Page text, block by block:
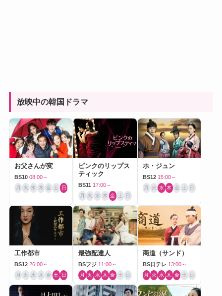
放映中の韓国ドラマ
お父さんが変
BS10 08:00～
月 火 水 木 金 土 日
ピンクのリップス
ティック
BS11 17:00～
月 火 水 木 金 土 日
ホ・ジュン
BS12 15:00～
月 火 水 木 金 土 日
工作都市
BS12 26:00～
月 火 水 木 金 土 日
最強配達人
BSフジ 11:00～
月 火 水 木 金 土 日
商道（サンド）
BS日テレ 13:00～
月 火 水 木 金 土 日